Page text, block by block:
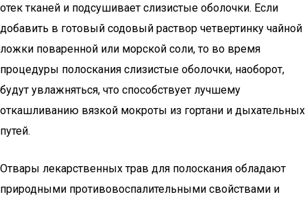
отек тканей и подсушивает слизистые оболочки. Если
добавить в готовый содовый раствор четвертинку чайной
ложки поваренной или морской соли, то во время
процедуры полоскания слизистые оболочки, наоборот,
будут увлажняться, что способствует лучшему
откашливанию вязкой мокроты из гортани и дыхательных
путей.
Отвары лекарственных трав для полоскания обладают
природными противовоспалительными свойствами и